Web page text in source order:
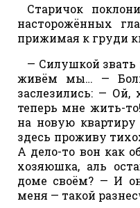
Старичок
насторожённых
прижимая к груди
— Силушкой звать
живём мы… —
заслезились: —
теперь мне жить-
на новую
здесь проживу
А дело-то вон как
хозяюшка, аль
доме своём? — И
меня — такой